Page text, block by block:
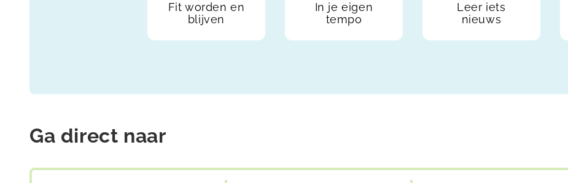
Fit worden en
blijven
In je eigen
tempo
Leer iets
nieuws
Ga direct naar